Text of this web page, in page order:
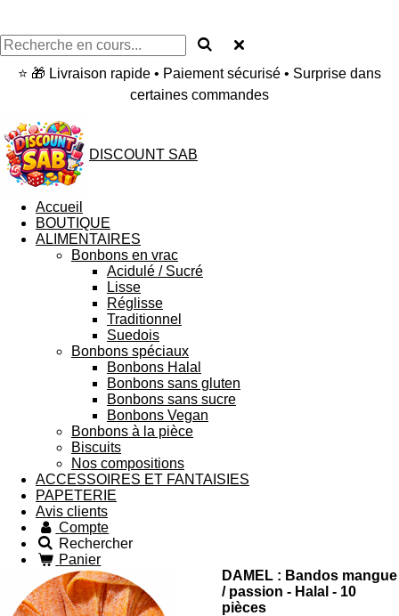
⭐ 🎁 Livraison rapide • Paiement sécurisé • Surprise dans
certaines commandes
DISCOUNT SAB
Accueil
BOUTIQUE
ALIMENTAIRES
Bonbons en vrac
Acidulé / Sucré
Lisse
Réglisse
Traditionnel
Suedois
Bonbons spéciaux
Bonbons Halal
Bonbons sans gluten
Bonbons sans sucre
Bonbons Vegan
Bonbons à la pièce
Biscuits
Nos compositions
ACCESSOIRES ET FANTAISIES
PAPETERIE
Avis clients
Compte
Rechercher
Panier
DAMEL : Bandos mangue
/ passion - Halal - 10
pièces